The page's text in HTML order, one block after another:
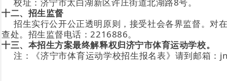
十二、招生监督
招生实行公开公正透明原则，接受社会各界监督。对
查处。招生监督电话：2216886。
十三、本招生方案最终解释权归济宁市体育运动学校。
注：《济宁市体育运动学校招生报名表》